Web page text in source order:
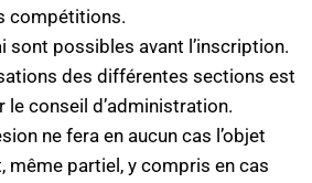
compétitions.
sont possibles avant l’inscription.
des différentes sections est
le conseil d’administration.
ne fera en aucun cas l’objet
même partiel, y compris en cas